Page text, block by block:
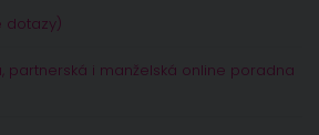
dotazy)
partnerská i manželská online poradna